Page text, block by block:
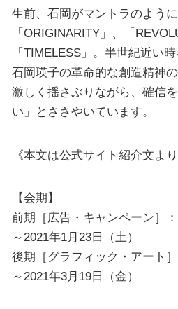
生前、石岡がマントラのよう
「ORIGINARITY」、「
「TIMELESS」。半世紀近い
石岡瑛子の革命的な創造精神
激しく揺さぶりながら、確信
い」とささやいています。
《本文は公式サイト紹介文より
【会期】
前期［広告・キャンペーン］：
～2021年1月23日（土）
後期［グラフィック・アート］
～2021年3月19日（金）